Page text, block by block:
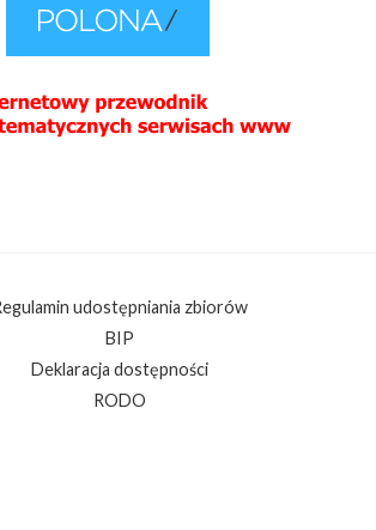
udostępniania zbiorów
BIP
Deklaracja dostępności
RODO